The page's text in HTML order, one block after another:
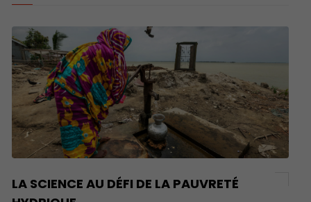
LA SCIENCE AU DÉFI DE LA PAUVRETÉ